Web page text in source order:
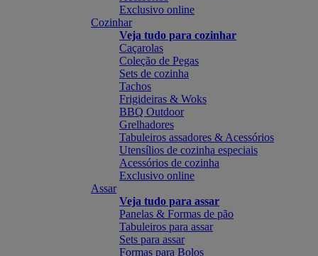
Exclusivo online
Cozinhar
Veja tudo para cozinhar
Caçarolas
Coleção de Pegas
Sets de cozinha
Tachos
Frigideiras & Woks
BBQ Outdoor
Grelhadores
Tabuleiros assadores & Acessórios
Utensílios de cozinha especiais
Acessórios de cozinha
Exclusivo online
Assar
Veja tudo para assar
Panelas & Formas de pão
Tabuleiros para assar
Sets para assar
Formas para Bolos